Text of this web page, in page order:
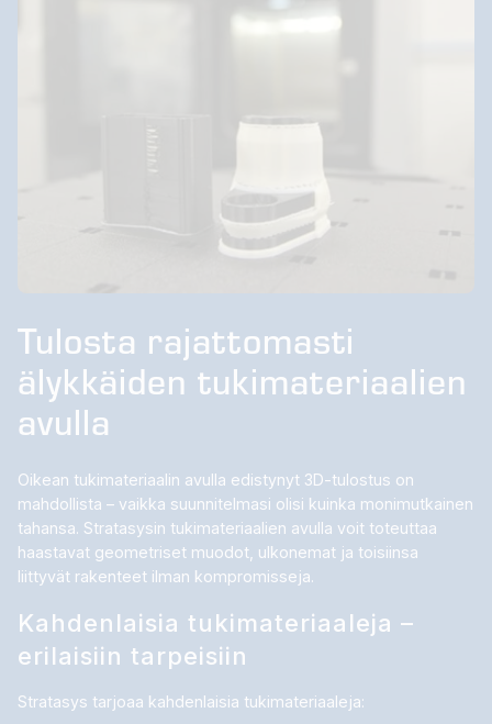
Tulosta rajattomasti
älykkäiden tukimateriaalien
avulla
Oikean tukimateriaalin avulla edistynyt 3D-tulostus on
mahdollista – vaikka suunnitelmasi olisi kuinka monimutkainen
tahansa. Stratasysin tukimateriaalien avulla voit toteuttaa
haastavat geometriset muodot, ulkonemat ja toisiinsa
liittyvät rakenteet ilman kompromisseja.
Kahdenlaisia ​​tukimateriaaleja –
erilaisiin tarpeisiin
Stratasys tarjoaa kahdenlaisia ​​tukimateriaaleja: